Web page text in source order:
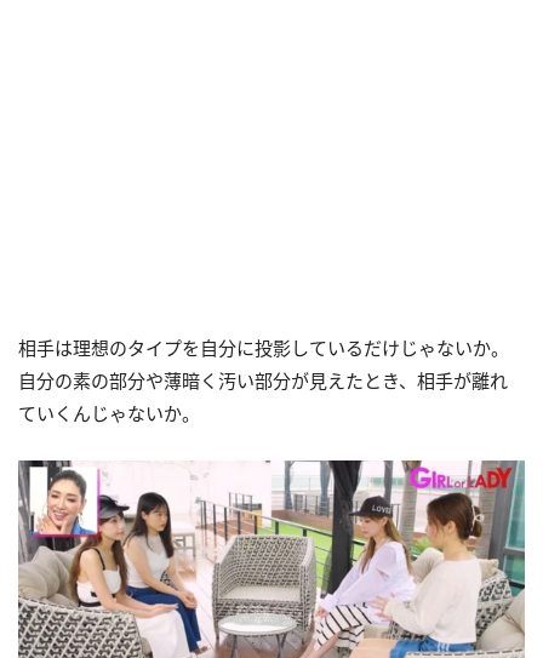
相手は理想のタイプを自分に投影しているだけじゃないか。
自分の素の部分や薄暗く汚い部分が見えたとき、相手が離れ
ていくんじゃないか。